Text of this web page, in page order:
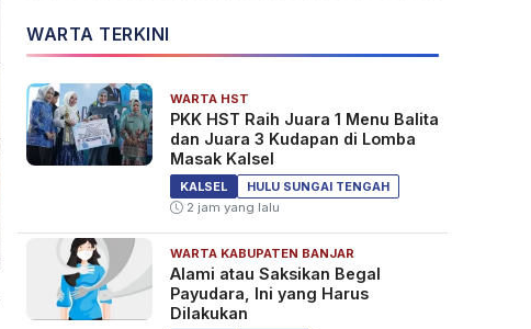
WARTA TERKINI
WARTA HST
PKK HST Raih Juara 1 Menu Balita
dan Juara 3 Kudapan di Lomba
Masak Kalsel
KALSEL
HULU SUNGAI TENGAH
2 jam yang lalu
WARTA KABUPATEN BANJAR
Alami atau Saksikan Begal
Payudara, Ini yang Harus
Dilakukan